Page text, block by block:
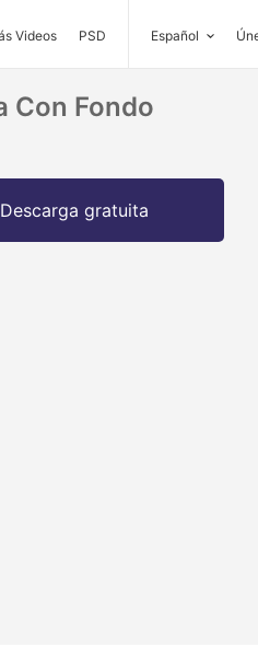
Videos PSD Español
Con Fondo
Descarga gratuita